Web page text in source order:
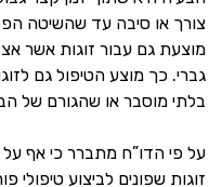
צורך או סיבה עד שהשיטה
מוצעת גם עבור זוגות אשר
גברי. כך מוצע הטיפול גם
בלתי מוסבר או שהגורם של
זוגות שפונים לביצוע טיפולי